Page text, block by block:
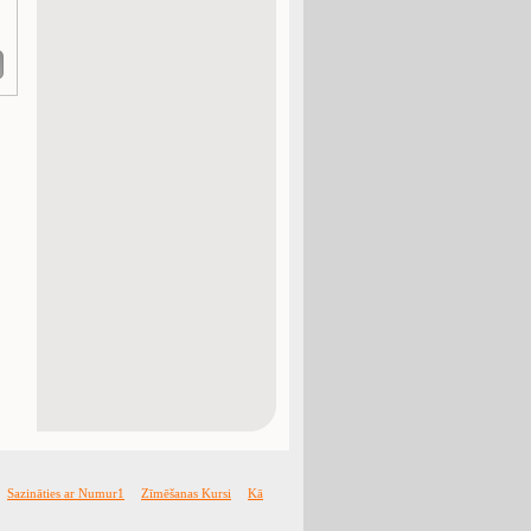
Sazināties ar Numur1 Zīmēšanas Kursi Kā